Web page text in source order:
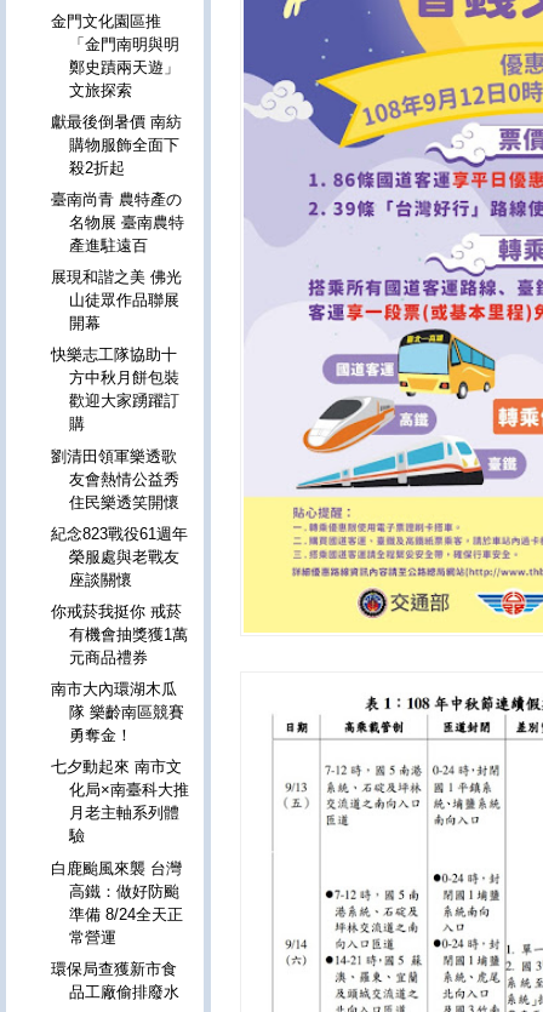
金門文化園區推
「金門南明與明
鄭史蹟兩天遊」
文旅探索
獻最後倒暑價 南紡
購物服飾全面下
殺2折起
臺南尚青 農特產の
名物展 臺南農特
產進駐遠百
展現和諧之美 佛光
山徒眾作品聯展
開幕
快樂志工隊協助十
方中秋月餅包裝
歡迎大家踴躍訂
購
劉清田領軍樂透歌
友會熱情公益秀
住民樂透笑開懷
紀念823戰役61週年
榮服處與老戰友
座談關懷
你戒菸我挺你 戒菸
有機會抽獎獲1萬
元商品禮券
南市大內環湖木瓜
隊 樂齡南區競賽
勇奪金！
七夕動起來 南市文
化局×南臺科大推
月老主軸系列體
驗
白鹿颱風來襲 台灣
高鐵：做好防颱
準備 8/24全天正
常營運
環保局查獲新市食
品工廠偷排廢水